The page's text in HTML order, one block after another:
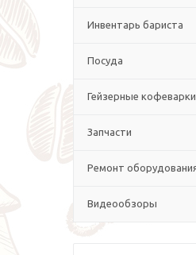
Инвентарь бариста
Посуда
Гейзерные кофеварки
Запчасти
Ремонт
Видеообзоры